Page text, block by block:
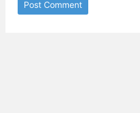
Post Comment